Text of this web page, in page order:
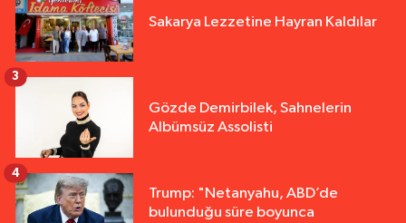
Sakarya Lezzetine Hayran Kaldılar
Gözde Demirbilek, Sahnelerin
Albümsüz Assolisti
3
Trump: "Netanyahu, ABD’de
bulunduğu süre boyunca
4